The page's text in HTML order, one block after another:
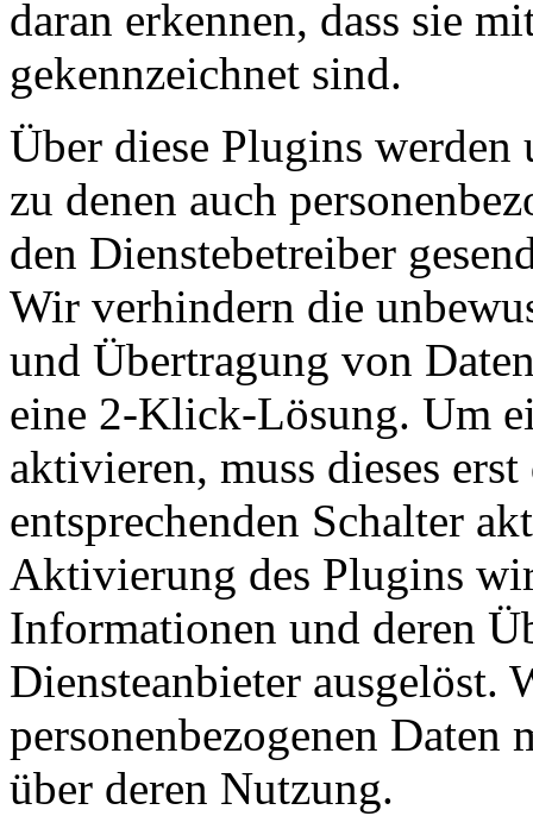
daran erkennen, dass sie
gekennzeichnet sind.
Über diese Plugins
zu denen auch
den Dienstebetreiber
Wir verhindern die
und Übertragung von
eine 2-Klick-Lösung. Um
aktivieren, muss dieses
entsprechenden Schalter
Aktivierung des Plugins
Informationen und deren
Diensteanbieter ausgelöst.
personenbezogenen
über deren Nutzung.